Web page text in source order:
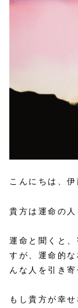
こんにちは、
貴方は運命の
運命と聞くと
すが、運命的
んな人を引き寄
もし貴方が幸